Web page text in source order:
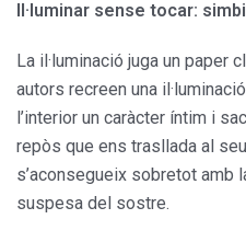
Il·luminar sense tocar:
La il·luminació juga un paper
autors recreen una
l’interior un caràcter íntim i
repòs que ens trasllada al
s’aconsegueix sobretot amb
suspesa del sostre.